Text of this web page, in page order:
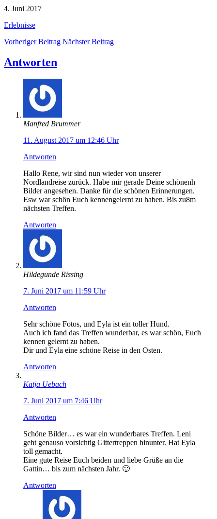
4. Juni 2017
Erlebnisse
Vorheriger Beitrag Nächster Beitrag
Antworten
Manfred Brummer
11. August 2017 um 12:46 Uhr
Antworten
Hallo Rene, wir sind nun wieder von unserer
Nordlandreise zurück. Habe mir gerade Deine schönenh
Bilder angesehen. Danke für die schönen Erinnerungen.
Esw war schön Euch kennengelernt zu haben. Bis zu8m
nächsten Treffen.
Antworten
Hildegunde Rissing
7. Juni 2017 um 11:59 Uhr
Antworten
Sehr schöne Fotos, und Eyla ist ein toller Hund.
Auch ich fand das Treffen wunderbar, es war schön, Euch
kennen gelernt zu haben.
Dir und Eyla eine schöne Reise in den Osten.
Antworten
Katja Uebach
7. Juni 2017 um 7:46 Uhr
Antworten
Schöne Bilder… es war ein wunderbares Treffen. Leni
geht genauso vorsichtig Gittertreppen hinunter. Hat Eyla
toll gemacht.
Eine gute Reise Euch beiden und liebe Grüße an die
Gattin… bis zum nächsten Jahr. 🙂
Antworten